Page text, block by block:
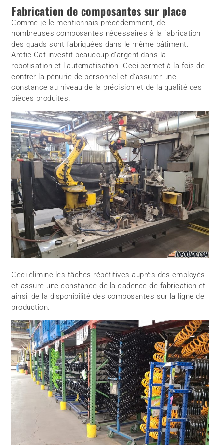
Fabrication de composantes sur place
Comme je le mentionnais précédemment, de
nombreuses composantes nécessaires à la fabrication
des quads sont fabriquées dans le même bâtiment.
Arctic Cat investit beaucoup d’argent dans la
robotisation et l’automatisation. Ceci permet à la fois de
contrer la pénurie de personnel et d’assurer une
constance au niveau de la précision et de la qualité des
pièces produites.
Ceci élimine les tâches répétitives auprès des employés
et assure une constance de la cadence de fabrication et
ainsi, de la disponibilité des composantes sur la ligne de
production.